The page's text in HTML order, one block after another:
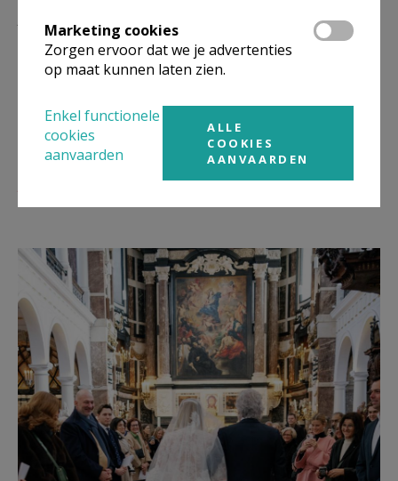
Praktische voorbereiding van de
huwelijksviering
met de huwelijksviering dienenzo spoedig
mogelijkte worden gemaakt metkoster Jean paul
van Putten(+32 472 93 17 69 en
jp.vanputten@scba.be).
Marketing cookies
Zorgen ervoor dat we je advertenties
op maat kunnen laten zien.
Enkel functionele
cookies
aanvaarden
ALLE
COOKIES
AANVAARDEN